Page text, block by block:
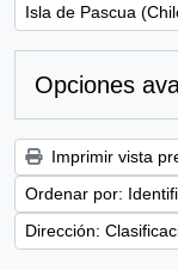
Remove filter:
Isla de Pascua
Opciones
Imprimir vista
Ordenar por:
Dirección: